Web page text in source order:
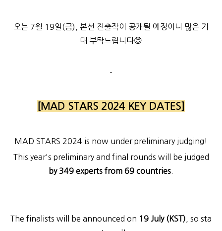
오는 7월 19일(금), 본선 진출작이 공개될 예정이니 많은 기
대 부탁드립니다😊
-
[MAD STARS 2024 KEY DATES]
MAD STARS 2024 is now under preliminary judging!
This year's preliminary and final rounds will be judged
by 349 experts from 69 countries.
The finalists will be announced on 19 July (KST) , so sta